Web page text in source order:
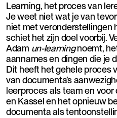
Learning, het proces van
Je weet niet wat je van
niet met veronderstellingen
schiet het zijn doel voorbij.
Adam un-learningnoemt,
aannames en dingen die je
Dit heeft het gehele proces
van documenta’s
leerproces als team en
en Kassel en het opnieuw
documenta als